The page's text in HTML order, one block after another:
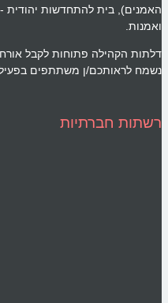
האמנים), בית להתחדשות יהודית
ואמנות.
דלתות הקהילה פתוחות לקבל
נשמח לראותכם/ן משתתפים
רשתות חברתיות